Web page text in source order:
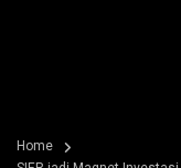
Home